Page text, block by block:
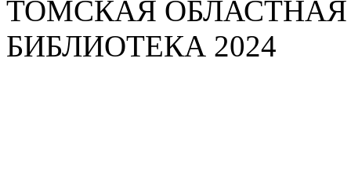
ТОМСКАЯ
БИБЛИОТЕКА 2024